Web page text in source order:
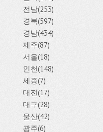
전남(253)
경북(597)
경남(434)
제주(87)
서울(18)
인천(148)
세종(7)
대전(17)
대구(28)
울산(42)
광주(6)